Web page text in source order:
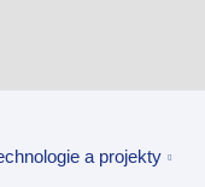
a projekty